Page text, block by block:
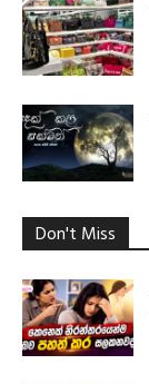
Don't Miss